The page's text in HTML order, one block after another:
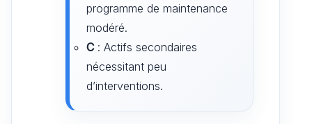
programme de maintenance
modéré.
C: Actifs secondaires
nécessitant peu
d’interventions.